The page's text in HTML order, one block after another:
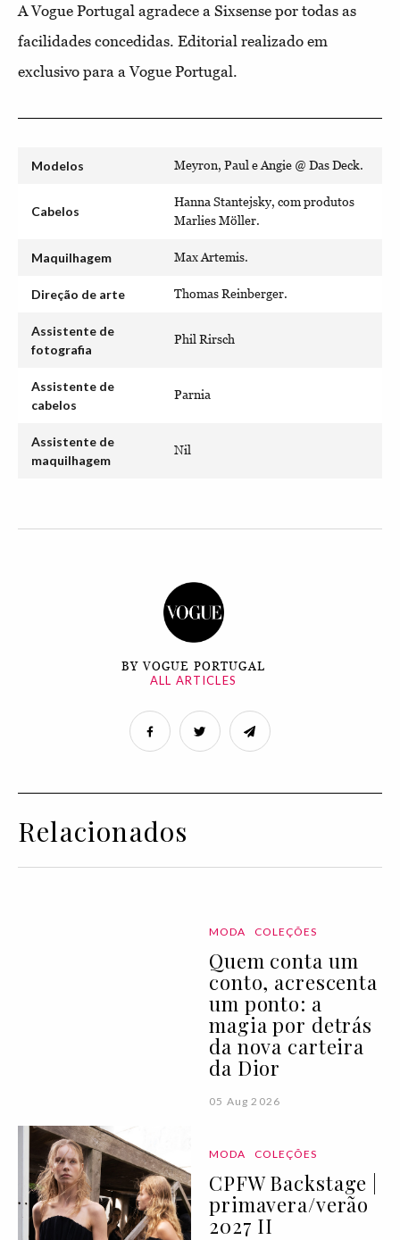
A Vogue Portugal agradece a Sixsense por todas as
facilidades concedidas. Editorial realizado em
exclusivo para a Vogue Portugal.
Modelos Meyron, Paul e Angie @ Das Deck.
Cabelos
Hanna Stantejsky, com produtos
Marlies Möller.
Maquilhagem Max Artemis.
Direção de arte Thomas Reinberger.
Assistente de
fotografia
Phil Rirsch
Assistente de
cabelos
Parnia
Assistente de
maquilhagem
Nil
BY VOGUE PORTUGAL
ALL ARTICLES
Relacionados
MODA COLEÇÕES
Quem conta um
conto, acrescenta
um ponto: a
magia por detrás
da nova carteira
da Dior
05 Aug 2026
MODA COLEÇÕES
CPFW Backstage |
primavera/verão
2027 II